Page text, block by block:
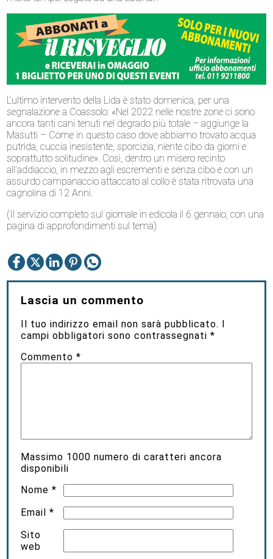
L’ultimo intervento della Lida è stato domenica, per una
segnalazione a Coassolo: «Nel 2022 nelle nostre zone ci sono
ancora tanti cani tenuti nel degrado più totale – aggiunge la
Masutti – Come in questo caso dove abbiamo trovato acqua
putrida, cuccia inesistente, sporcizia, niente cibo da giorni e
soprattutto solitudine». Così, dentro un misero recinto
all’addiaccio, in mezzo agli escrementi e senza cibo e con un
assurdo campanaccio attaccato al collo è stata ritrovata una
cagnolina di 12 Anni.
(Il servizio completo sul giornale in edicola il 6 gennaio, con una
pagina di approfondimenti sul tema)
Lascia un commento
Il tuo indirizzo email non sarà pubblicato.
campi obbligatori sono contrassegnati*
Commento*
Massimo 1000 numero di caratteri ancora
disponibili
Nome*
Email*
Sito
web